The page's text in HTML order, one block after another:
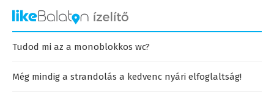
Tudod mi az a monoblokkos wc?
Még mindig a strandolás a kedvenc nyári elfoglaltság!